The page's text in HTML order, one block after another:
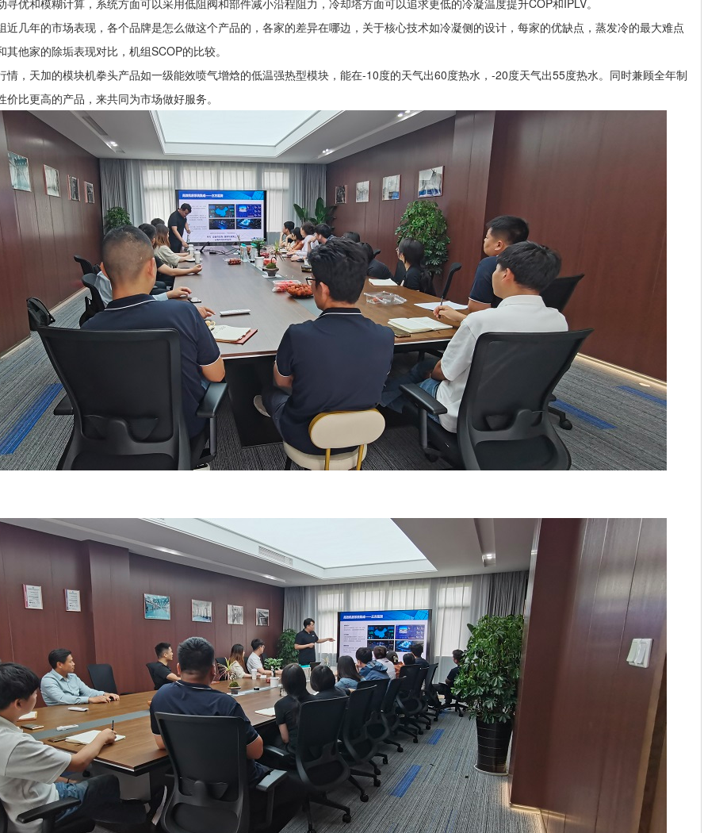
优和模糊计算，系统方面可以采用低阻阀和部件减小沿程阻力，冷却塔方面可以追求更低的冷凝温度提升COP和IPLV。
近几年的市场表现，各个品牌是怎么做这个产品的，各家的差异在哪边，关于核心技术如冷凝侧的设计，每家的优缺点，蒸发冷的最大难点
他家的除垢表现对比，机组SCOP的比较。
情，天加的模块机拳头产品如一级能效喷气增焓的低温强热型模块，能在-10度的天气出60度热水，-20度天气出55度热水。同时兼顾全年制
比更高的产品，来共同为市场做好服务。